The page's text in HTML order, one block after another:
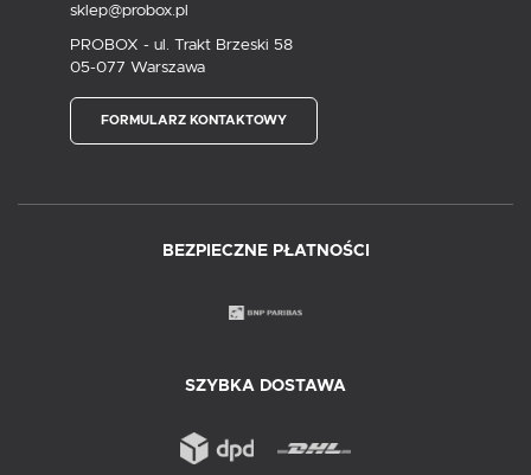
sklep@probox.pl
PROBOX - ul. Trakt Brzeski 58
05-077 Warszawa
FORMULARZ KONTAKTOWY
BEZPIECZNE PŁATNOŚCI
SZYBKA DOSTAWA